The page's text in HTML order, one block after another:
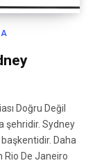
Doğru Değil
şehridir. Sydney
Daha
Rio De Janeiro